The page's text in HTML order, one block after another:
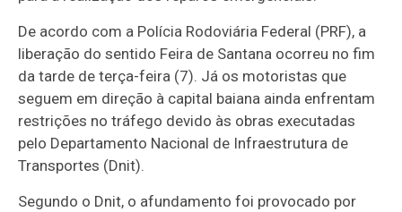
De acordo com a Polícia Rodoviária Federal (PRF), a
liberação do sentido Feira de Santana ocorreu no fim
da tarde de terça-feira (7). Já os motoristas que
seguem em direção à capital baiana ainda enfrentam
restrições no tráfego devido às obras executadas
pelo Departamento Nacional de Infraestrutura de
Transportes (Dnit).
Segundo o Dnit, o afundamento foi provocado por